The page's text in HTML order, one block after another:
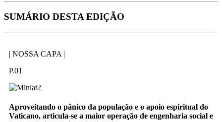
SUMÁRIO DESTA EDIÇÃO
| NOSSA CAPA |
P.01
Aproveitando o pânico da população e o apoio espiritual do
Vaticano, articula-se a maior operação de engenharia social e